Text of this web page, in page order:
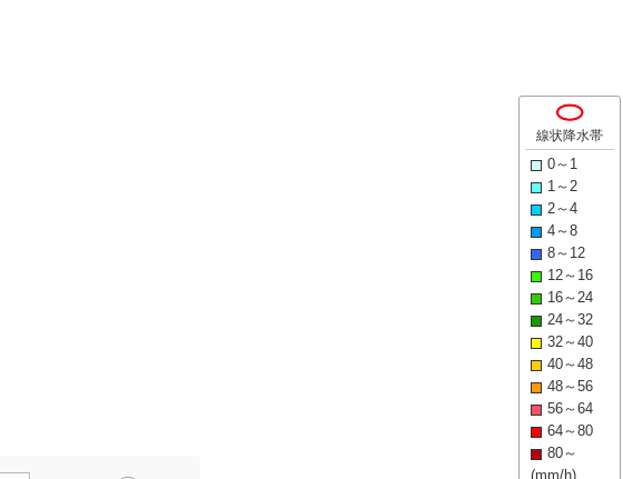
線状降水帯
0～1
1～2
2～4
4～8
8～12
12～16
16～24
24～32
32～40
40～48
48～56
56～64
64～80
80～
(mm/h)